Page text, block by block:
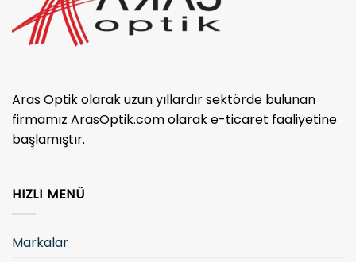
Aras Optik olarak uzun yıllardır sektörde bulunan
firmamız ArasOptik.com olarak e-ticaret faaliyetine
başlamıştır.
HIZLI MENÜ
Markalar